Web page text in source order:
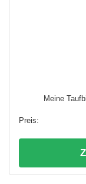
Meine